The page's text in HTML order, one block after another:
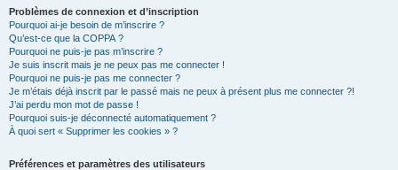
Problèmes de connexion et d’inscription
Pourquoi ai-je besoin de m’inscrire ?
Qu’est-ce que la COPPA ?
Pourquoi ne puis-je pas m’inscrire ?
Je suis inscrit mais je ne peux pas me connecter !
Pourquoi ne puis-je pas me connecter ?
Je m’étais déjà inscrit par le passé mais ne peux à présent plus me connecter ?!
J’ai perdu mon mot de passe !
Pourquoi suis-je déconnecté automatiquement ?
À quoi sert « Supprimer les cookies » ?
Préférences et paramètres des utilisateurs